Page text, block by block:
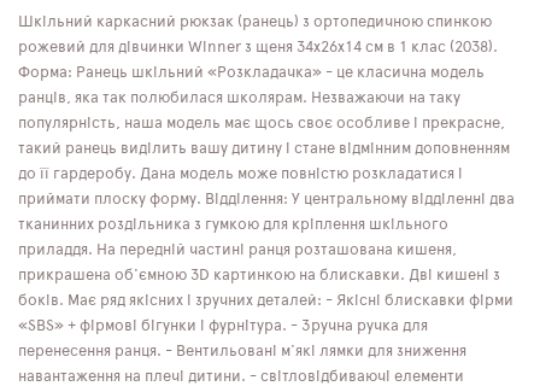
Шкільний каркасний рюкзак (ранець) з ортопедичною спинкою
рожевий для дівчинки Winner з щеня 34х26х14 см в 1 клас (2038).
Форма: Ранець шкільний «Розкладачка» - це класична модель
ранців, яка так полюбилася школярам. Незважаючи на таку
популярність, наша модель має щось своє особливе і прекрасне,
такий ранець виділить вашу дитину і стане відмінним доповненням
до її гардеробу. Дана модель може повністю розкладатися і
приймати плоску форму. Відділення: У центральному відділенні два
тканинних роздільника з гумкою для кріплення шкільного
приладдя. На передній частині ранця розташована кишеня,
прикрашена об'ємною 3D картинкою на блискавки. Дві кишені з
боків. Має ряд якісних і зручних деталей: - Якісні блискавки фірми
«SBS» + фірмові бігунки і фурнітура. - Зручна ручка для
перенесення ранця. - Вентильовані м'які лямки для зниження
навантаження на плечі дитини. - світловідбиваючі елементи